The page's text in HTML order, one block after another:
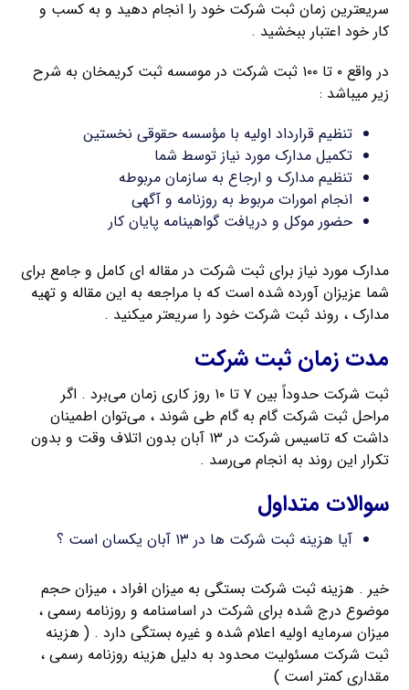
سریعترین زمان ثبت شرکت خود را انجام دهید و به کسب و
کار خود اعتبار ببخشید .
در واقع ۰ تا ۱۰۰ ثبت شرکت در موسسه ثبت کریمخان به شرح
زیر میباشد :
تنظیم قرارداد اولیه با مؤسسه حقوقی نخستین
تکمیل مدارک مورد نیاز توسط شما
تنظیم مدارک و ارجاع به سازمان مربوطه
انجام امورات مربوط به روزنامه و آگهی
حضور موکل و دریافت گواهینامه پایان کار
مدارک مورد نیاز برای ثبت شرکت در مقاله ای کامل و جامع برای
شما عزیزان آورده شده است که با مراجعه به این مقاله و تهیه
مدارک ، روند ثبت شرکت خود را سریعتر میکنید .
مدت زمان ثبت شرکت
ثبت شرکت حدوداً بین ۷ تا ۱۰ روز کاری زمان می‌برد . اگر
مراحل ثبت شرکت گام به گام طی شوند ، می‌توان اطمینان
داشت که تاسیس شرکت در ۱۳ آبان بدون اتلاف وقت و بدون
تکرار این روند به انجام می‌رسد .
سوالات متداول
آیا هزینه ثبت شرکت ها در ۱۳ آبان یکسان است ؟
خیر . هزینه ثبت شرکت بستگی به میزان افراد ، میزان حجم
موضوع درج شده برای شرکت در اساسنامه و روزنامه رسمی ،
میزان سرمایه اولیه اعلام شده و غیره بستگی دارد . ( هزینه
ثبت شرکت مسئولیت محدود به دلیل هزینه روزنامه رسمی ،
مقداری کمتر است )